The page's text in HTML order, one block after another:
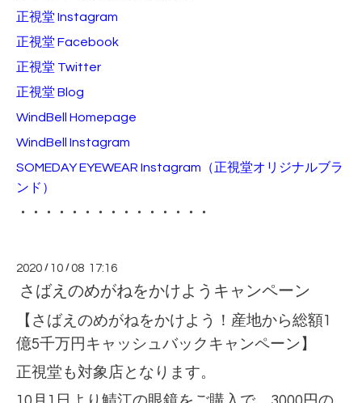
正視堂 Instagram
正視堂 Facebook
正視堂 Twitter
正視堂 Blog
WindBell Homepage
WindBell Instagram
SOMEDAY EYEWEAR Instagram （正視堂オリジナルブラ
ンド）
・・・・・・・・・・・・・・・
2020 / 10 /08 17:16
さばえのめがねをかけようキャンペーン
【さばえのめがねをかけよう！産地から総額1
億5千万円キャッシュバックキャンペーン】
正視堂も対象店となります。